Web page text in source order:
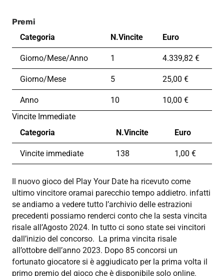
Premi
Categoria
N.Vincite Euro
Giorno/Mese/Anno 1 4.339,82 €
Giorno/Mese 5 25,00 €
Anno 10
10,00 €
Vincite Immediate
Categoria
N.Vincite Euro
Vincite immediate 138 1,00 €
Il nuovo gioco del Play Your Date ha ricevuto come
ultimo vincitore oramai parecchio tempo addietro. infatti
se andiamo a vedere tutto l’archivio delle estrazioni
precedenti possiamo renderci conto che la sesta vincita
risale all’Agosto 2024. In tutto ci sono state sei vincitori
dall’inizio del concorso. La prima vincita risale
all’ottobre dell’anno 2023. Dopo 85 concorsi un
fortunato giocatore si è aggiudicato per la prima volta il
primo premio del gioco che è disponibile solo online.